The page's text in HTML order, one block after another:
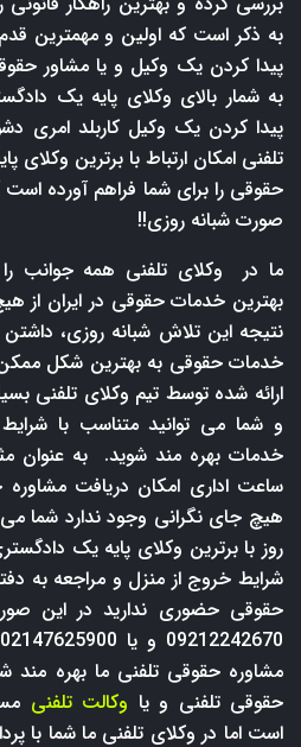
به ذکر است که اولین و مهمترین
پیدا کردن یک وکیل و یا مشاور
به شمار بالای وکلای پایه یک
پیدا کردن یک وکیل کاربلد امری
تلفنی امکان ارتباط با برترین
حقوقی را برای شما فراهم آورده
صورت شبانه روزی!!
ما در وکلای تلفنی همه جوانب را
بهترین خدمات حقوقی در ایران از
نتیجه این تلاش شبانه روزی،
خدمات حقوقی به بهترین شکل
ارائه شده توسط تیم وکلای تلفنی
و شما می توانید متناسب با
خدمات بهره مند شوید. به عنوان
ساعت اداری امکان دریافت مشاوره
هیچ جای نگرانی وجود ندارد شما می
روز با برترین وکلای پایه یک
شرایط خروج از منزل و مراجعه به
حقوقی حضوری ندارید در این
مشاوره حقوقی تلفنی ما بهره مند
حقوقی تلفنی و یا وکالت تلفنی